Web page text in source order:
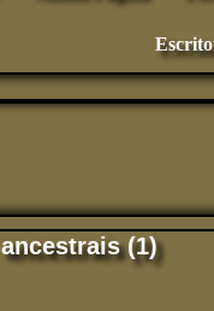
ancestrais (1)